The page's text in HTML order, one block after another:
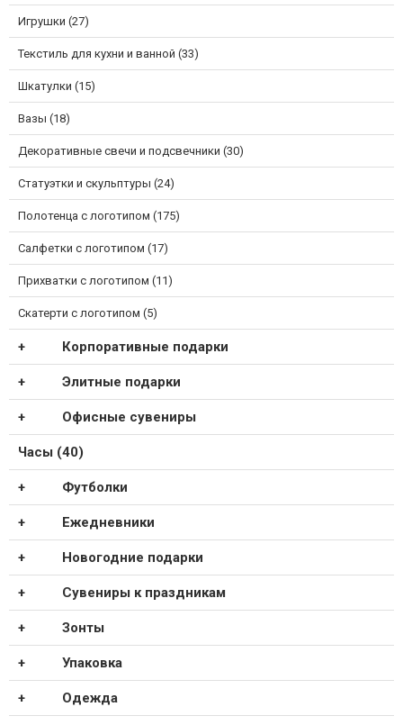
Игрушки (27)
Текстиль для кухни и ванной (33)
Шкатулки (15)
Вазы (18)
Декоративные свечи и подсвечники (30)
Статуэтки и скульптуры (24)
Полотенца с логотипом (175)
Салфетки с логотипом (17)
Прихватки с логотипом (11)
Скатерти с логотипом (5)
Корпоративные подарки
Элитные подарки
Офисные сувениры
Часы (40)
Футболки
Ежедневники
Новогодние подарки
Сувениры к праздникам
Зонты
Упаковка
Одежда